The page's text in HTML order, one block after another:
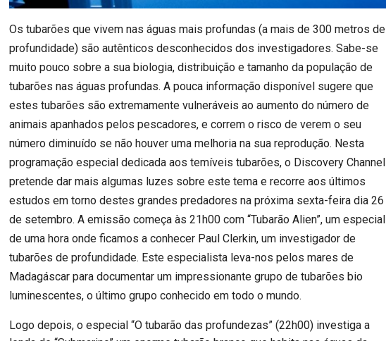
Os tubarões que vivem nas águas mais profundas (a mais de 300 metros de
profundidade) são autênticos desconhecidos dos investigadores. Sabe-se
muito pouco sobre a sua biologia, distribuição e tamanho da população de
tubarões nas águas profundas. A pouca informação disponível sugere que
estes tubarões são extremamente vulneráveis ao aumento do número de
animais apanhados pelos pescadores, e correm o risco de verem o seu
número diminuído se não houver uma melhoria na sua reprodução. Nesta
programação especial dedicada aos temíveis tubarões, o Discovery Channel
pretende dar mais algumas luzes sobre este tema e recorre aos últimos
estudos em torno destes grandes predadores na próxima sexta-feira dia 26
de setembro. A emissão começa às 21h00 com “Tubarão Alien”, um especial
de uma hora onde ficamos a conhecer Paul Clerkin, um investigador de
tubarões de profundidade. Este especialista leva-nos pelos mares de
Madagáscar para documentar um impressionante grupo de tubarões bio
luminescentes, o último grupo conhecido em todo o mundo.
Logo depois, o especial “O tubarão das profundezas” (22h00) investiga a